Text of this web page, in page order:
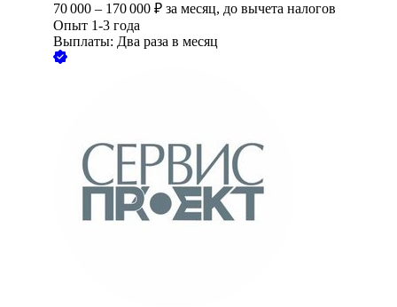
70 000 – 170 000 ₽ за месяц, до вычета налогов
Опыт 1-3 года
Выплаты: Два раза в месяц